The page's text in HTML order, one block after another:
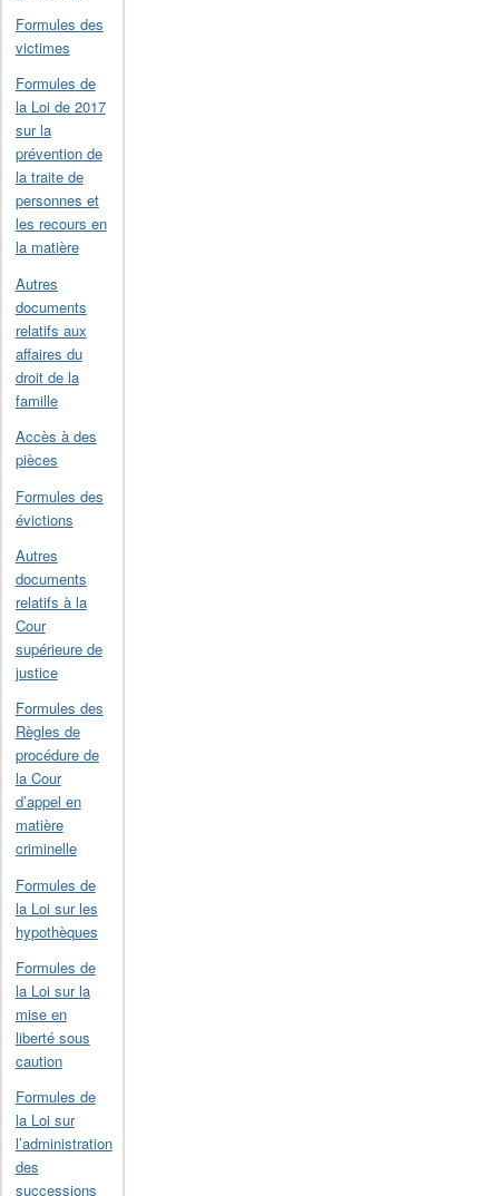
Formules des
victimes
Formules de
la Loi de 2017
sur la
prévention de
la traite de
personnes et
les recours en
la matière
Autres
documents
relatifs aux
affaires du
droit de la
famille
Accès à des
pièces
Formules des
évictions
Autres
documents
relatifs à la
Cour
supérieure de
justice
Formules des
Règles de
procédure de
la Cour
d’appel en
matière
criminelle
Formules de
la Loi sur les
hypothèques
Formules de
la Loi sur la
mise en
liberté sous
caution
Formules de
la Loi sur
l’administration
des
successions